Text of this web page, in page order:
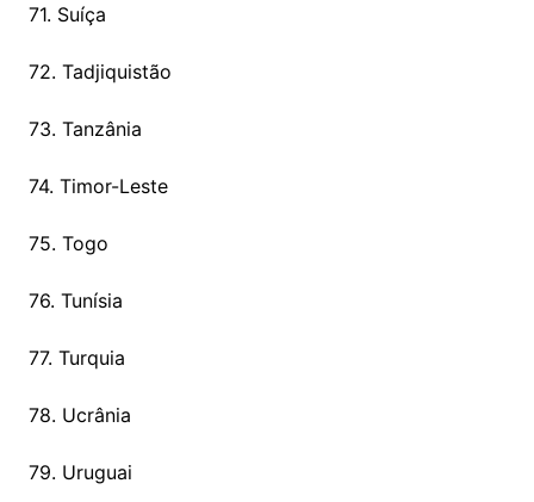
71. Suíça
72. Tadjiquistão
73. Tanzânia
74. Timor-Leste
75. Togo
76. Tunísia
77. Turquia
78. Ucrânia
79. Uruguai